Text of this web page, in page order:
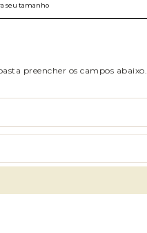
seu tamanho
preencher os campos abaixo.